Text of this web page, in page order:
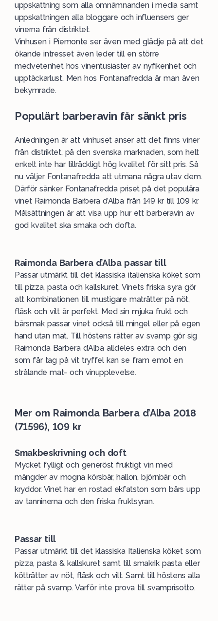
uppskattning som alla omnämnanden i media samt
uppskattningen alla bloggare och influensers ger
vinerna från distriktet.
Vinhusen i Piemonte ser även med glädje på att det
ökande intresset även leder till en större
medvetenhet hos vinentusiaster av nyfikenhet och
upptäckarlust. Men hos Fontanafredda är man även
bekymrade.
Populärt barberavin får sänkt pris
Anledningen är att vinhuset anser att det finns viner
från distriktet, på den svenska marknaden, som helt
enkelt inte har tillräckligt hög kvalitet för sitt pris. Så
nu väljer Fontanafredda att utmana några utav dem.
Därför sänker Fontanafredda priset på det populära
vinet Raimonda Barbera d’Alba från 149 kr till 109 kr.
Målsättningen är att visa upp hur ett barberavin av
god kvalitet ska smaka och dofta.
Raimonda Barbera d’Alba passar till
Passar utmärkt till det klassiska italienska köket som
till pizza, pasta och kallskuret. Vinets friska syra gör
att kombinationen till mustigare maträtter på nöt,
fläsk och vilt är perfekt. Med sin mjuka frukt och
bärsmak passar vinet också till mingel eller på egen
hand utan mat. Till höstens rätter av svamp gör sig
Raimonda Barbera d’Alba alldeles extra och den
som får tag på vit tryffel kan se fram emot en
strålande mat- och vinupplevelse.
Mer om Raimonda Barbera d’Alba 2018
(71596), 109 kr
Smakbeskrivning och doft
Mycket fylligt och generöst fruktigt vin med
mängder av mogna körsbär, hallon, björnbär och
kryddor. Vinet har en rostad ekfatston som bärs upp
av tanninerna och den friska fruktsyran.
Passar till
Passar utmärkt till det klassiska Italienska köket som
pizza, pasta & kallskuret samt till smakrik pasta eller
kötträtter av nöt, fläsk och vilt. Samt till höstens alla
rätter på svamp. Varför inte prova till svamprisotto.